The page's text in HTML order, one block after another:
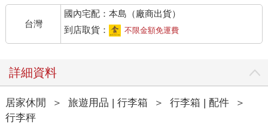
台灣
國內宅配：本島（廠商出貨）
到店取貨：
不限金額免運費
詳細資料
居家休閒 ＞ 旅遊用品 | 行李箱 ＞ 行李箱 | 配件
＞
行李秤